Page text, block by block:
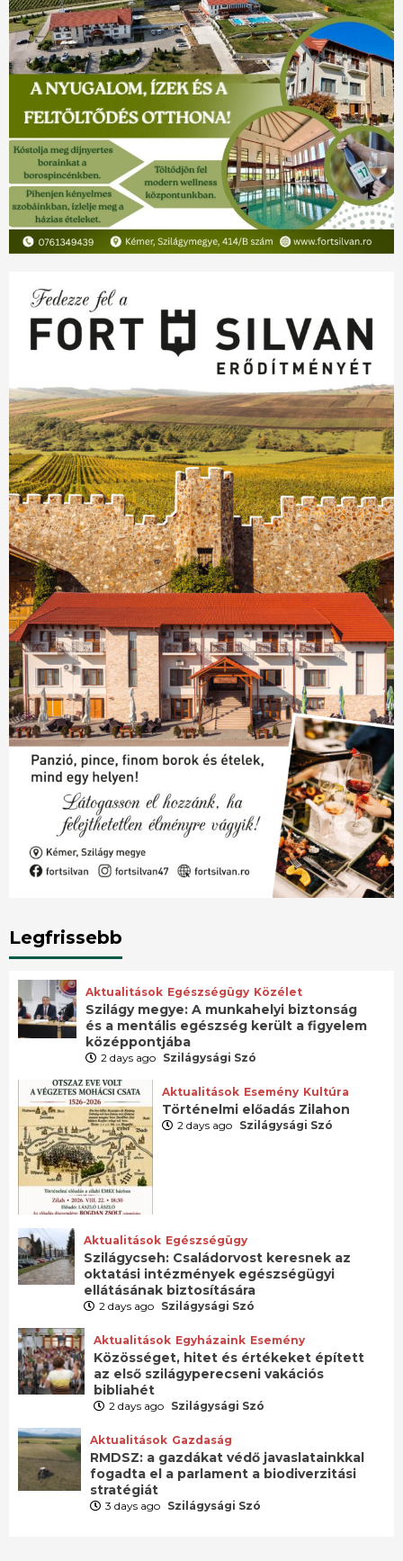
Legfrissebb
Aktualitások Egészségügy Közélet
Szilágy megye: A munkahelyi biztonság
és a mentális egészség került a figyelem
középpontjába
2 days ago Szilágysági Szó
Aktualitások Esemény Kultúra
Történelmi előadás Zilahon
2 days ago Szilágysági Szó
Aktualitások Egészségügy
Szilágycseh: Családorvost keresnek az
oktatási intézmények egészségügyi
ellátásának biztosítására
2 days ago Szilágysági Szó
Aktualitások Egyházaink Esemény
Közösséget, hitet és értékeket épített
az első szilágyperecseni vakációs
bibliahét
2 days ago Szilágysági Szó
Aktualitások Gazdaság
RMDSZ: a gazdákat védő javaslatainkkal
fogadta el a parlament a biodiverzitási
stratégiát
3 days ago Szilágysági Szó